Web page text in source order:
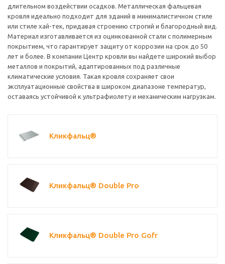
длительном воздействии осадков. Металлическая фальцевая
кровля идеально подходит для зданий в минималистичном стиле
или стиле хай-тек, придавая строению строгий и благородный вид.
Материал изготавливается из оцинкованной стали с полимерным
покрытием, что гарантирует защиту от коррозии на срок до 50
лет и более. В компании Центр кровли вы найдете широкий выбор
металлов и покрытий, адаптированных под различные
климатические условия. Такая кровля сохраняет свои
эксплуатационные свойства в широком диапазоне температур,
оставаясь устойчивой к ультрафиолету и механическим нагрузкам.
Кликфальц®
Кликфальц® Double Pro
Кликфальц® Double Pro Gofr